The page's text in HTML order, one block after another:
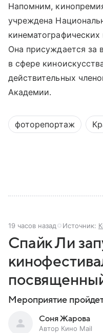
Напомним,
учреждена
Она присуждается
в сфере
действительных
Академии.
фоторепортаж
19 часов назад Источник:
Спайк Ли
Мероприятие
Соня Жарова
Автор Кино Mail